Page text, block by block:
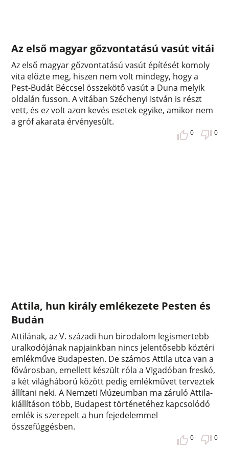
Az első magyar gőzvontatású vasút vitái
Az első magyar gőzvontatású vasút építését komoly
vita előzte meg, hiszen nem volt mindegy, hogy a
Pest-Budát Béccsel összekötő vasút a Duna melyik
oldalán fusson. A vitában Széchenyi István is részt
vett, és ez volt azon kevés esetek egyike, amikor nem
a gróf akarata érvényesült.
0 0
Attila, hun király emlékezete Pesten és
Budán
Attilának, az V. századi hun birodalom legismertebb
uralkodójának napjainkban nincs jelentősebb köztéri
emlékműve Budapesten. De számos Attila utca van a
fővárosban, emellett készült róla a VIgadóban freskó,
a két világháború között pedig emlékművet terveztek
állítani neki. A Nemzeti Múzeumban ma záruló Attila-
kiállításon több, Budapest történetéhez kapcsolódó
emlék is szerepelt a hun fejedelemmel
összefüggésben.
0 0